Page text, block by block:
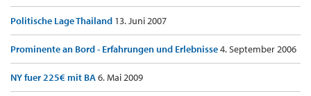
Politische Lage Thailand 13. Juni 2007
Prominente an Bord - Erfahrungen und Erlebnisse4. September 2006
NY fuer 225€ mit BA6. Mai 2009